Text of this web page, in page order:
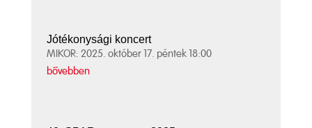
Jótékonysági koncert
MIKOR: 2025. október 17. péntek 18:00
bővebben